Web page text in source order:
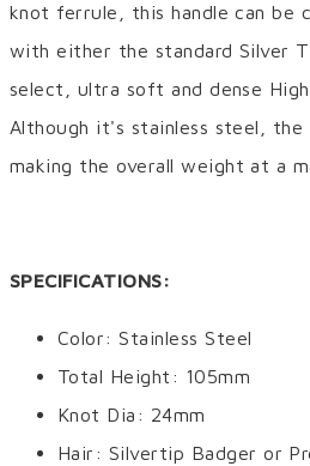
knot ferrule, this handle can be
with either the standard Silver
select, ultra soft and dense
Although it's stainless steel, the
making the overall weight at a
SPECIFICATIONS:
Color: Stainless Steel
Total Height: 105mm
Knot Dia: 24mm
Hair: Silvertip Badger or